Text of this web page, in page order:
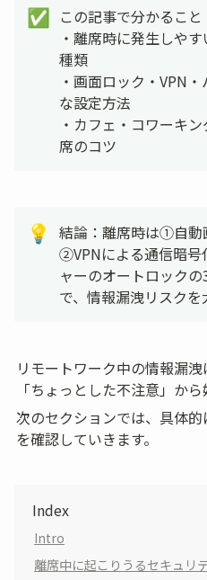
✅
この記事で分かること
・離席時に発生しや
種類
・画面ロック・VPN
な設定方法
・カフェ・コワーキ
席のコツ
💡
結論：離席時は①自動
②VPNによる通信暗
ャーのオートロック
で、情報漏洩リスクを
リモートワーク中の情報漏
「ちょっとした不注意」か
次のセクションでは、具体
を確認していきます。
Index
Intro
離席中に起こりうるセキュリ